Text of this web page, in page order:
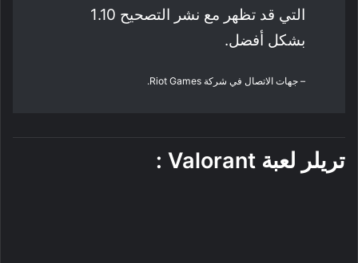
التي قد تظهر مع نشر التصحيح 1.10
بشكل أفضل.
– جهات الاتصال في شركة Riot Games.
تريلر لعبة Valorant :